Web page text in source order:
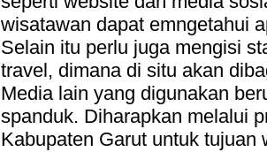
wisatawan dapat emngetahui
Selain itu perlu juga mengisi
travel, dimana di situ akan
Media lain yang digunakan
spanduk. Diharapkan melalui
Kabupaten Garut untuk tujuan